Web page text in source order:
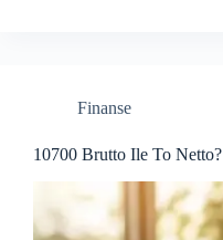
Finanse
10700 Brutto Ile To Netto?